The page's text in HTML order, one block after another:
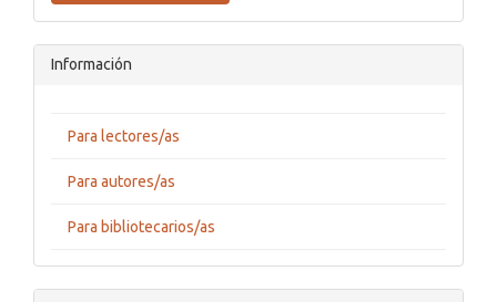
Información
Para lectores/as
Para autores/as
Para bibliotecarios/as